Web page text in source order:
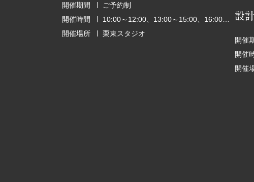
開催期間
ご予約制
開催時間
開催場所
栗東スタジオ
設
開催
開催
開催